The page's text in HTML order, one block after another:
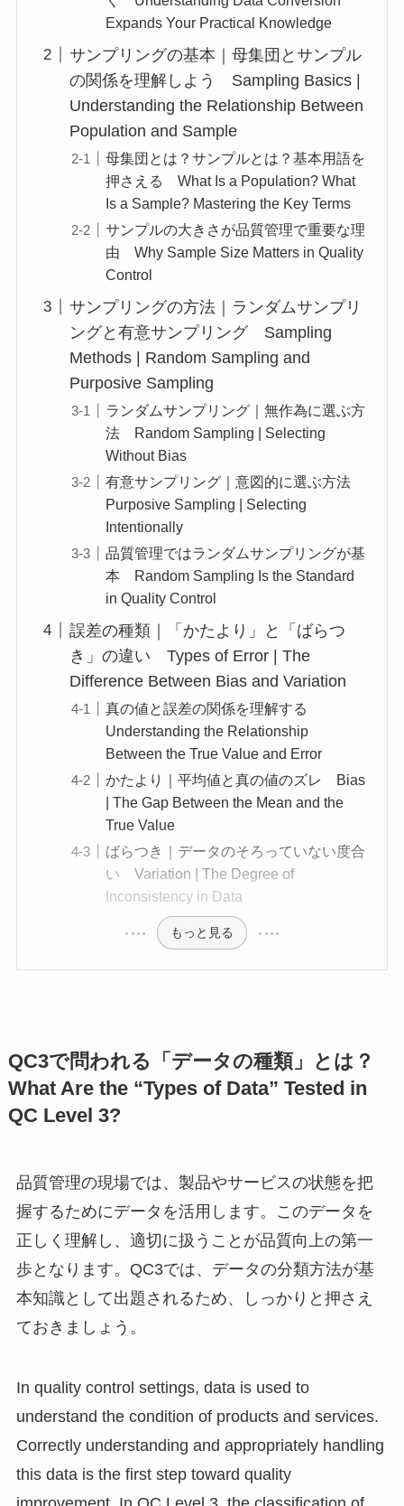
Expands Your Practical Knowledge
サンプリングの基本｜母集団とサンプル
の関係を理解しよう Sampling Basics |
Understanding the Relationship Between
Population and Sample
母集団とは？サンプルとは？基本用語を
押さえる What Is a Population? What
Is a Sample? Mastering the Key Terms
サンプルの大きさが品質管理で重要な理
由 Why Sample Size Matters in Quality
Control
サンプリングの方法｜ランダムサンプリ
ングと有意サンプリング Sampling
Methods | Random Sampling and
Purposive Sampling
ランダムサンプリング｜無作為に選ぶ方
法 Random Sampling | Selecting
Without Bias
有意サンプリング｜意図的に選ぶ方法
Purposive Sampling | Selecting
Intentionally
品質管理ではランダムサンプリングが基
本 Random Sampling Is the Standard
in Quality Control
誤差の種類｜「かたより」と「ばらつ
き」の違い Types of Error | The
Difference Between Bias and Variation
真の値と誤差の関係を理解する
Understanding the Relationship
Between the True Value and Error
かたより｜平均値と真の値のズレ Bias
| The Gap Between the Mean and the
True Value
ばらつき｜データのそろっていない度合
い Variation | The Degree of
Inconsistency in Data
もっと見る
QC3で問われる「データの種類」とは？
What Are the “Types of Data” Tested in
QC Level 3?
品質管理の現場では、製品やサービスの状態を把
握するためにデータを活用します。このデータを
正しく理解し、適切に扱うことが品質向上の第一
歩となります。QC3では、データの分類方法が基
本知識として出題されるため、しっかりと押さえ
ておきましょう。
In quality control settings, data is used to
understand the condition of products and services.
Correctly understanding and appropriately handling
this data is the first step toward quality